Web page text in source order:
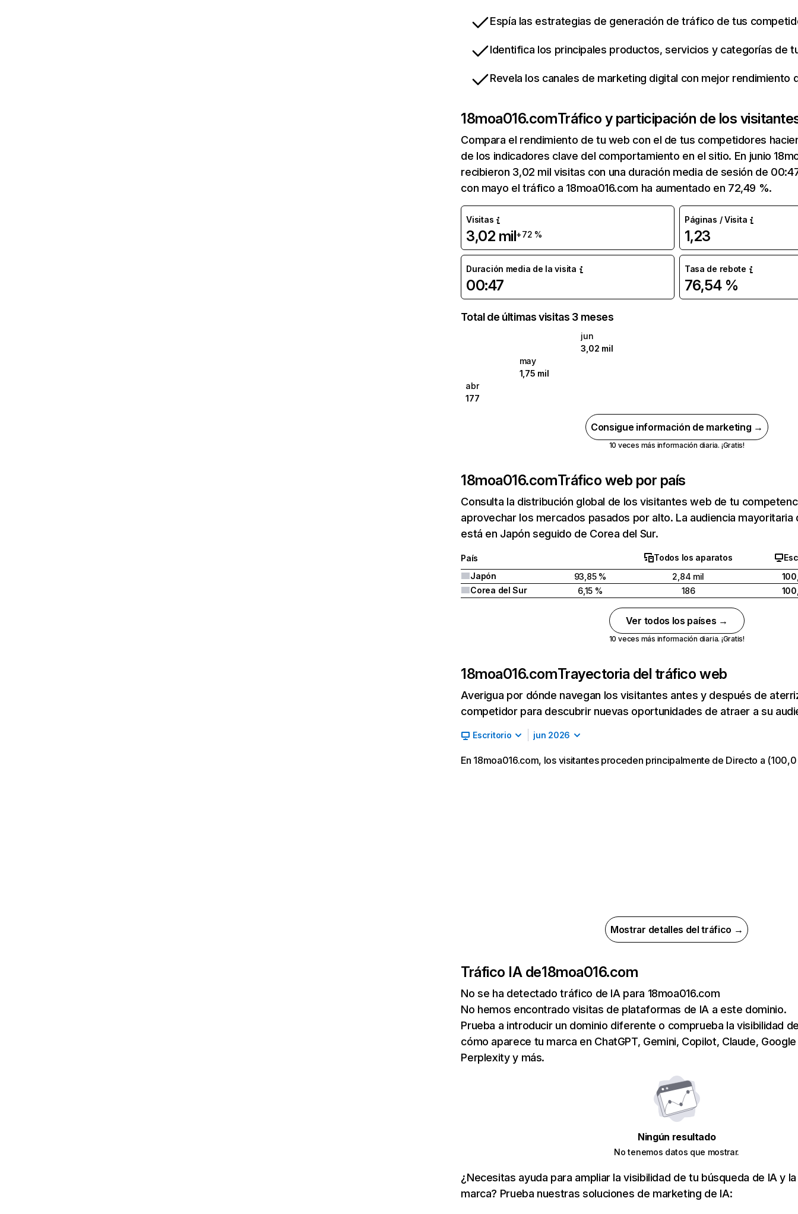
Espía las estrategias de generación de tráfico de tus
Identifica los principales productos, servicios y categorías de
Revela los canales de marketing digital con mejor rendimiento
18moa016.comTráfico y participación de los
Compara el rendimiento de tu web con el de tus competidores
de los indicadores clave del comportamiento en el sitio. En junio
recibieron 3,02 mil visitas con una duración media de sesión de
con mayo el tráfico a 18moa016.com ha aumentado en 72,49 %.
Visitas
3,02 mil+72 %
Páginas / Visita
1,23
Duración media de la visita
00:47
Tasa de rebote
76,54 %
Total de últimas visitas 3 meses
jun
3,02 mil
may
1,75 mil
abr
177
Consigue información de marketing →
10 veces más información diaria. ¡Gratis!
18moa016.comTráfico web por país
Consulta la distribución global de los visitantes web de tu
aprovechar los mercados pasados por alto. La audiencia mayoritaria
está en Japón seguido de Corea del Sur.
País Todos los aparatos
Japón
93,85 % 2,84 mil
Corea del Sur
6,15 % 186
Ver todos los países →
10 veces más información diaria. ¡Gratis!
18moa016.comTrayectoria del tráfico web
Averigua por dónde navegan los visitantes antes y después de
competidor para descubrir nuevas oportunidades de atraer a su
Escritorio jun 2026
En 18moa016.com, los visitantes proceden principalmente de Directo a
Mostrar detalles del tráfico →
Tráfico IA de18moa016.com
No se ha detectado tráfico de IA para 18moa016.com
No hemos encontrado visitas de plataformas de IA a este dominio.
Prueba a introducir un dominio diferente o comprueba la visibilidad
cómo aparece tu marca en ChatGPT, Gemini, Copilot, Claude,
Perplexity y más.
Ningún resultado
No tenemos datos que mostrar.
¿Necesitas ayuda para ampliar la visibilidad de tu búsqueda de IA y
marca? Prueba nuestras soluciones de marketing de IA: